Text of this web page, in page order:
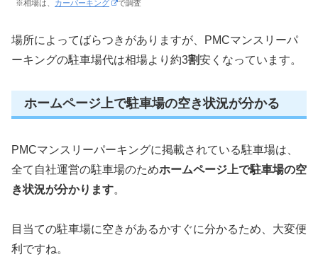
※相場は、 カーパーキング で調査
場所によってばらつきがありますが、PMCマンスリーパ
ーキングの駐車場代は相場より約3割安くなっています。
ホームページ上で駐車場の空き状況が分かる
PMCマンスリーパーキングに掲載されている駐車場は、
全て自社運営の駐車場のためホームページ上で駐車場の空
き状況が分かります。
目当ての駐車場に空きがあるかすぐに分かるため、大変便
利ですね。